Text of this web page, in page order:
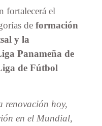
fortalecerá el
de formación
y la
Panameña de
de Fútbol
renovación hoy,
en el Mundial,